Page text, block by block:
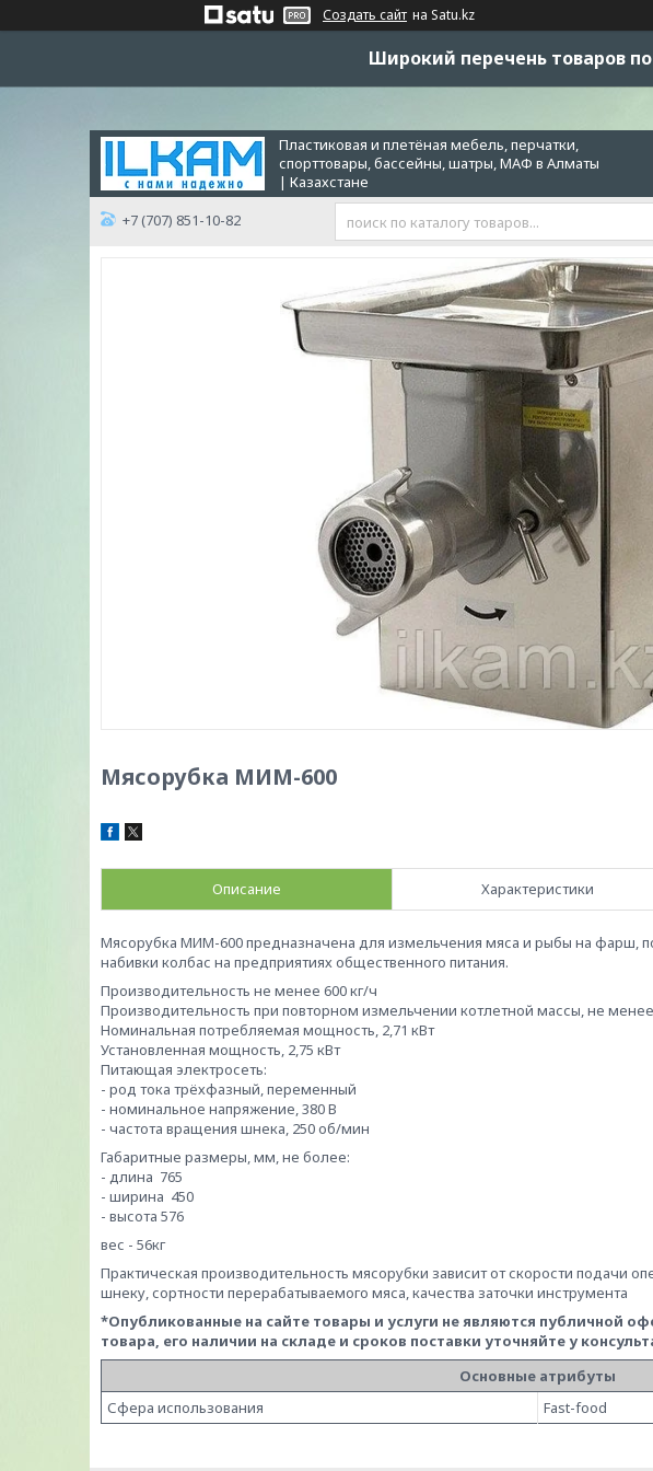
Создать сайт на Satu.kz
Широкий перечень товаров
Пластиковая и плетёная мебель, перчатки,
спорттовары, бассейны, шатры, МАФ в Алматы
| Казахстане
+7 (707) 851-10-82
Мясорубка МИМ-600
Описание Характеристики
Мясорубка МИМ-600 предназначена для измельчения мяса и рыбы на фарш,
набивки колбас на предприятиях общественного питания.
Производительность не менее 600 кг/ч
Производительность при повторном измельчении котлетной массы, не
Номинальная потребляемая мощность, 2,71 кВт
Установленная мощность, 2,75 кВт
Питающая электросеть:
- род тока трёхфазный, переменный
- номинальное напряжение, 380 В
- частота вращения шнека, 250 об/мин
Габаритные размеры, мм, не более:
- длина 765
- ширина 450
- высота 576
вес - 56кг
Практическая производительность мясорубки зависит от скорости подачи
шнеку, сортности перерабатываемого мяса, качества заточки инструмента
*Опубликованные на сайте товары и услуги не являются публичной
товара, его наличии на складе и сроков поставки уточняйте у
Основные атрибуты
Сфера использования
Fast-food